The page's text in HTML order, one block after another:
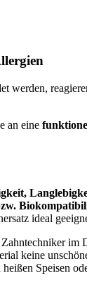
an eine
ideal
im
keine
Speisen